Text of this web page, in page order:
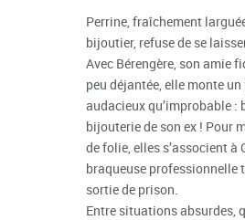
Perrine, fraîchement
bijoutier, refuse de se
Avec Bérengère, son amie
peu déjantée, elle monte
audacieux qu’improbable :
bijouterie de son ex ! Pour
de folie, elles s’associent à
braqueuse professionnelle
sortie de prison.
Entre situations absurdes,